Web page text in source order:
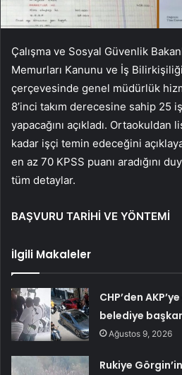
Çalışma ve Sosyal Güvenlik
Memurları Kanunu ve İş
çerçevesinde genel müdürlük
8’inci takım derecesine sahip 25 iş
yapacağını açıkladı. Ortaokuldan
kadar işçi temin edeceğini
en az 70 KPSS puanı aradığını
tüm detaylar.
BAŞVURU TARİHİ VE YÖNTEMİ
İlgili Makaleler
CHP’den
belediye
Ağustos 9, 2026
Rukiye